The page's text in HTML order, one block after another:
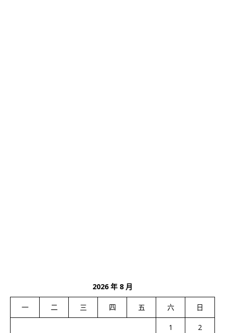
2026 年 8 月
一 二 三 四 五 六 日
1
2